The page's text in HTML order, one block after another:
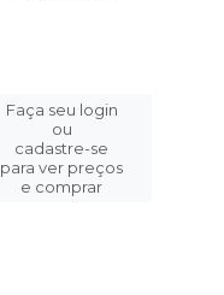
Faça seu login
ou
cadastre-se
para ver preços
e comprar